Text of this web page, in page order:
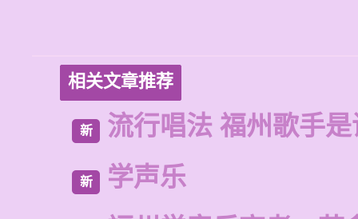
相关文章推荐
新 流行唱法 福州歌手
新
学声乐